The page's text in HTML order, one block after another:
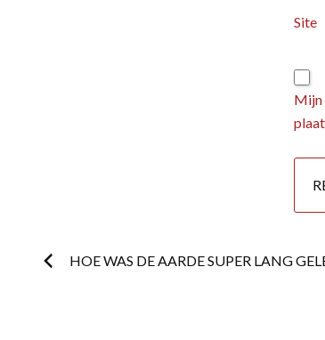
Site
Mijn
Postnavigatie
HOE WAS DE AARDE SUPER LANG